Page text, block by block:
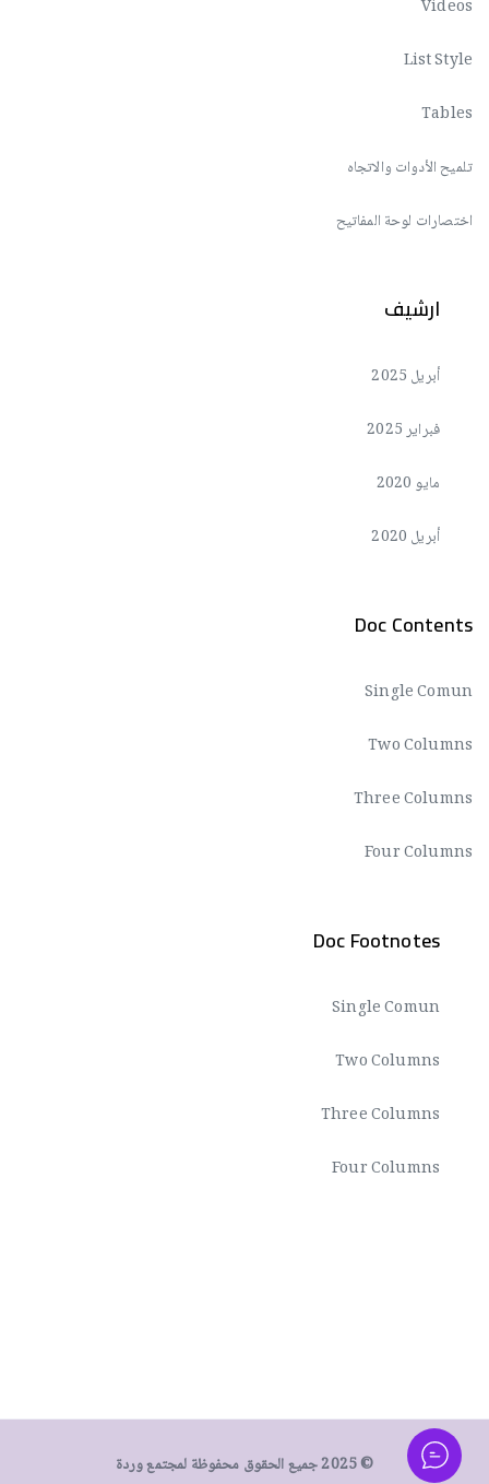
Videos
List Style
Tables
تلميح الأدوات والاتجاه
اختصارات لوحة المفاتيح
ارشيف
أبريل 2025
فبراير 2025
مايو 2020
أبريل 2020
Doc Contents
Single Comun
Two Columns
Three Columns
Four Columns
Doc Footnotes
Single Comun
Two Columns
Three Columns
Four Columns
© 2025 جميع الحقوق محفوظة لمجتمع وردة